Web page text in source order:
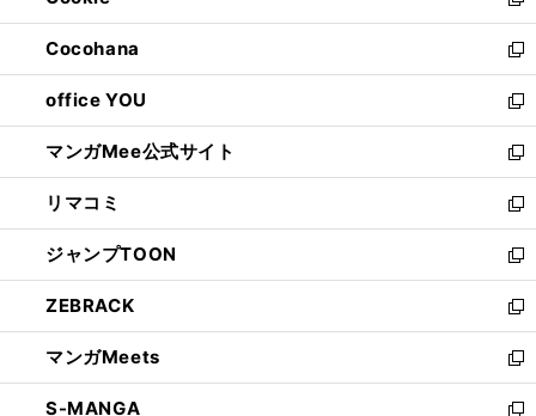
開
く
ウ
で
開
く
ン
ド
ウ
で
開
く
し
い
ウ
ィ
ン
ド
ウ
で
開
く
Cocohana
新
し
い
ウ
ィ
ン
ド
ウ
で
開
く
office YOU
新
し
い
ウ
ィ
ン
ド
ウ
で
開
く
マンガMee公式サイト
新
し
い
ウ
ィ
ン
ド
ウ
で
開
く
リマコミ
新
し
い
ウ
ィ
ン
ド
ウ
で
ジャンプTOON
新
し
い
ウ
ィ
ン
ド
ZEBRACK
新
し
い
ウ
ィ
マンガMeets
新
し
S-MANGA